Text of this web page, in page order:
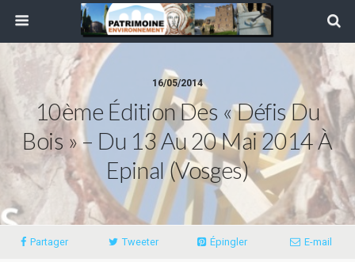
16/05/2014
10ème Édition Des « Défis Du
Bois » – Du 13 Au 20 Mai 2014 À
Epinal (Vosges)
Partager Tweeter Épingler E-mail